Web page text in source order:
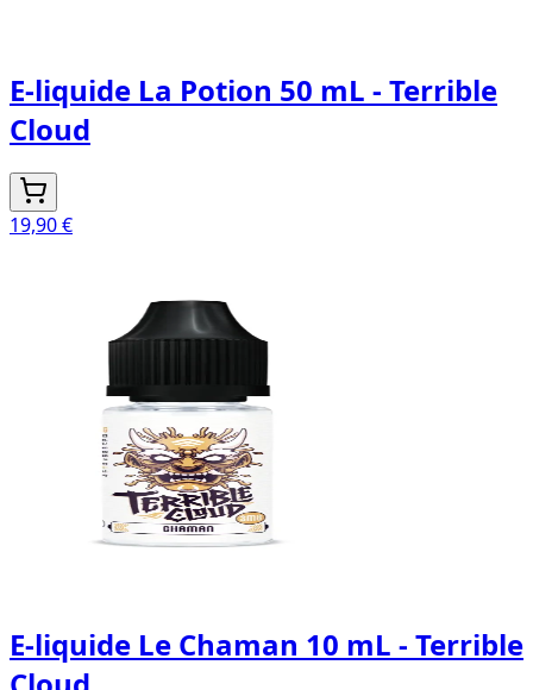
E-liquide La Potion 50 mL - Terrible
Cloud
19,90 €
E-liquide Le Chaman 10 mL - Terrible